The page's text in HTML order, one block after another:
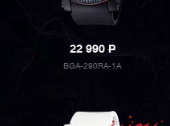
22 990P
BGA-290RA-1A